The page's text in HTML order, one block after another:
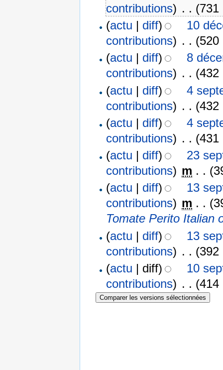
contributions) . . (731
(actu | diff)
10
contributions) . . (520
(actu | diff)
8
contributions) . . (432
(actu | diff)
4
contributions) . . (432
(actu | diff)
4
contributions) . . (431
(actu | diff)
23
contributions) m . .
(actu | diff)
13
contributions) m . .
Tomate Perito Italian
(actu | diff)
13
contributions) . . (392
(actu | diff)
10
contributions) . . (414